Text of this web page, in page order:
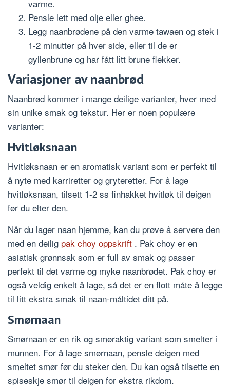
varme.
Pensle lett med olje eller ghee.
Legg naanbrødene på den varme tawaen og stek i
1-2 minutter på hver side, eller til de er
gyllenbrune og har fått litt brune flekker.
Variasjoner av naanbrød
Naanbrød kommer i mange deilige varianter, hver med
sin unike smak og tekstur. Her er noen populære
varianter:
Hvitløksnaan
Hvitløksnaan er en aromatisk variant som er perfekt til
å nyte med karriretter og gryteretter. For å lage
hvitløksnaan, tilsett 1-2 ss finhakket hvitløk til deigen
før du elter den.
Når du lager naan hjemme, kan du prøve å servere den
med en deilig pak choy oppskrift . Pak choy er en
asiatisk grønnsak som er full av smak og passer
perfekt til det varme og myke naanbrødet. Pak choy er
også veldig enkelt å lage, så det er en flott måte å legge
til litt ekstra smak til naan-måltidet ditt på.
Smørnaan
Smørnaan er en rik og smøraktig variant som smelter i
munnen. For å lage smørnaan, pensle deigen med
smeltet smør før du steker den. Du kan også tilsette en
spiseskje smør til deigen for ekstra rikdom.